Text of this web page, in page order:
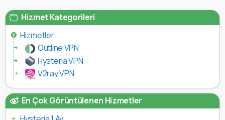
Hizmet Kategorileri
Hizmetler
Outline VPN
Hysteria VPN
V2ray VPN
En Çok Görüntülenen Hizmetler